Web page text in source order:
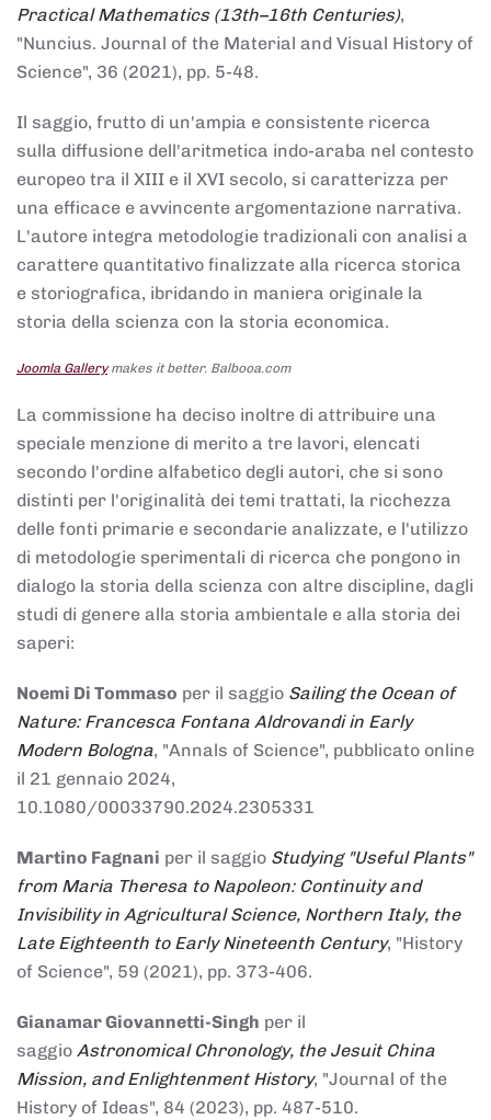
Practical Mathematics (13th–16th Centuries),
"Nuncius. Journal of the Material and Visual History of
Science", 36 (2021), pp. 5-48.
Il saggio, frutto di un'ampia e consistente ricerca
sulla diffusione dell'aritmetica indo-araba nel contesto
europeo tra il XIII e il XVI secolo, si caratterizza per
una efficace e avvincente argomentazione narrativa.
L'autore integra metodologie tradizionali con analisi a
carattere quantitativo finalizzate alla ricerca storica
e storiografica, ibridando in maniera originale la
storia della scienza con la storia economica.
Joomla Gallerymakes it better. Balbooa.com
La commissione ha deciso inoltre di attribuire una
speciale menzione di merito a tre lavori, elencati
secondo l'ordine alfabetico degli autori, che si sono
distinti per l'originalità dei temi trattati, la ricchezza
delle fonti primarie e secondarie analizzate, e l'utilizzo
di metodologie sperimentali di ricerca che pongono in
dialogo la storia della scienza con altre discipline, dagli
studi di genere alla storia ambientale e alla storia dei
saperi:
Noemi Di Tommaso per il saggio Sailing the Ocean of
Nature: Francesca Fontana Aldrovandi in Early
Modern Bologna, "Annals of Science", pubblicato online
il 21 gennaio 2024,
10.1080/00033790.2024.2305331
Martino Fagnani per il saggio Studying "Useful Plants"
from Maria Theresa to Napoleon: Continuity and
Invisibility in Agricultural Science, Northern Italy, the
Late Eighteenth to Early Nineteenth Century, "History
of Science", 59 (2021), pp. 373-406.
Gianamar Giovannetti-Singh per il
saggio Astronomical Chronology, the Jesuit China
Mission, and Enlightenment History, "Journal of the
History of Ideas", 84 (2023), pp. 487-510.